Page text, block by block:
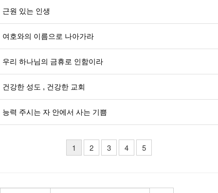
근원 있는 인생
여호와의 이름으로 나아가라
우리 하나님의 금휴로 인함이라
건강한 성도 , 건강한 교회
능력 주시는 자 안에서 사는 기쁨
1 2 3 4 5